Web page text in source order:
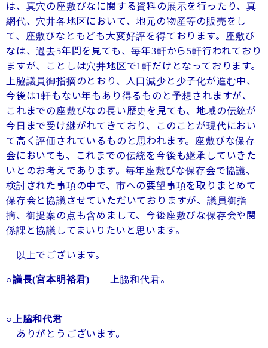
は、真穴の座敷びなに関する資料の展示を行ったり、真
網代、穴井各地区において、地元の物産等の販売をし
て、座敷びなともども大変好評を得ております。座敷び
なは、過去5年間を見ても、毎年3軒から 5軒行われており
ますが、ことしは穴井地区で1軒だけとなっております。
上脇議員御指摘のとおり、人口減少と少子化が進む中、
今後は1軒もない年もあり得るものと予想されますが、
これまでの座敷びなの長い歴史を見ても、地域の伝統が
今日まで受け継がれてきており、このことが現代におい
て高く評価されているものと思われます。座敷びな保存
会においても、これまでの伝統を今後も継承していきた
いとのお考えであります。毎年座敷びな保存会で協議、
検討された事項の中で、市への要望事項を取りまとめて
保存会と協議させていただいておりますが、議員御指
摘、御提案の点も含めまして、今後座敷びな保存会や関
係課と協議してまいりたいと思います。
以上でございます。
○議長(宮本明裕君) 上脇和代君。
○上脇和代君
ありがとうございます。